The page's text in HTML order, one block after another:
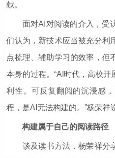
献。
面对AI对阅读的介入，受
们认为，新技术应当被充分利
点梳理、辅助学习的效率，但
本身的过程。“AI时代，高校
利性。可反复翻阅的沉浸感
程，是AI无法构建的。”杨荣祥
构建属于自己的阅读路径
谈及读书方法，杨荣祥分